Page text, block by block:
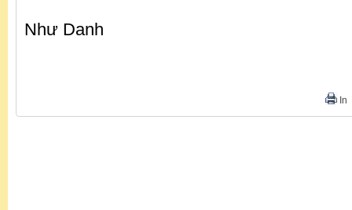
Như Danh
In